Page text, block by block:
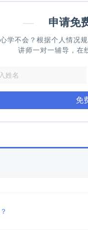
— 申请免
学不会？根据个人情况
讲师一对一辅导，在
免